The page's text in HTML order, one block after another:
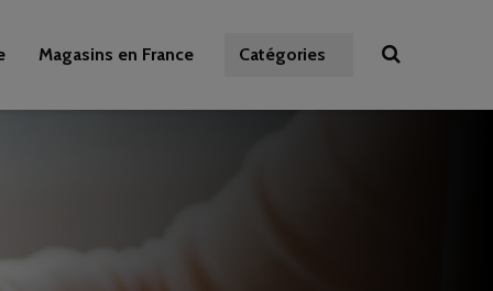
Magasins en France Catégories